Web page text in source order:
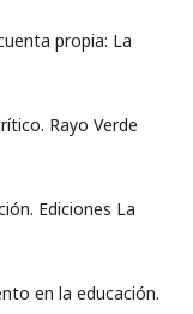
propia: La
Rayo Verde
Ediciones La
en la educación.